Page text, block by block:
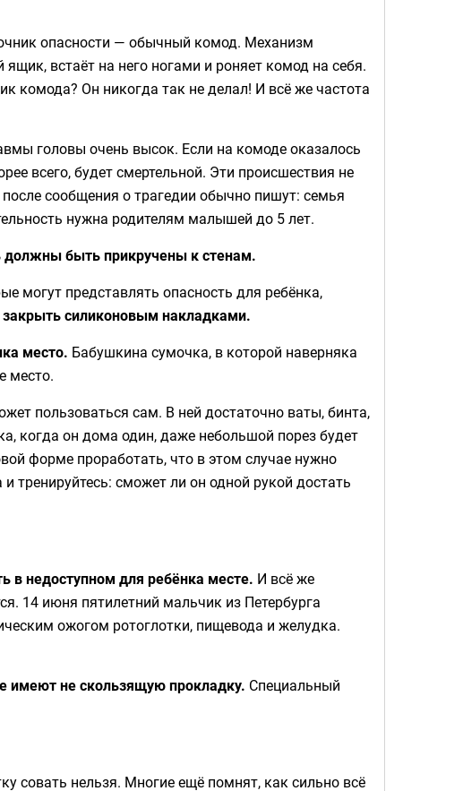
опасности — обычный комод. Механизм
встаёт на него ногами и роняет комод на себя.
комода? Он никогда так не делал! И всё же частота
головы очень высок. Если на комоде оказалось
всего, будет смертельной. Эти происшествия не
сообщения о трагедии обычно пишут: семья
нужна родителям малышей до 5 лет.
должны быть прикручены к стенам.
могут представлять опасность для ребёнка,
закрыть силиконовым накладками.
место. Бабушкина сумочка, в которой наверняка
место.
пользоваться сам. В ней достаточно ваты, бинта,
когда он дома один, даже небольшой порез будет
форме проработать, что в этом случае нужно
тренируйтесь: сможет ли он одной рукой достать
в недоступном для ребёнка месте. И всё же
14 июня пятилетний мальчик из Петербурга
ожогом ротоглотки, пищевода и желудка.
имеют не скользящую прокладку. Специальный
совать нельзя. Многие ещё помнят, как сильно всё